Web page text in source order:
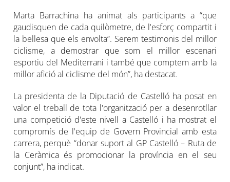
Marta Barrachina ha animat als participants a “que
gaudisquen de cada quilòmetre, de l'esforç compartit i
la bellesa que els envolta”. Serem testimonis del millor
ciclisme, a demostrar que som el millor escenari
esportiu del Mediterrani i també que comptem amb la
millor afició al ciclisme del món”, ha destacat.
La presidenta de la Diputació de Castelló ha posat en
valor el treball de tota l'organització per a desenrotllar
una competició d'este nivell a Castelló i ha mostrat el
compromís de l'equip de Govern Provincial amb esta
carrera, perquè “donar suport al GP Castelló – Ruta de
la Ceràmica és promocionar la província en el seu
conjunt”, ha indicat.